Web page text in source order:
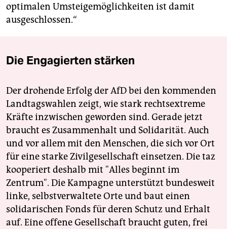
optimalen Umsteigemöglichkeiten ist damit
ausgeschlossen.“
Die Engagierten stärken
Der drohende Erfolg der AfD bei den kommenden
Landtagswahlen zeigt, wie stark rechtsextreme
Kräfte inzwischen geworden sind. Gerade jetzt
braucht es Zusammenhalt und Solidarität. Auch
und vor allem mit den Menschen, die sich vor Ort
für eine starke Zivilgesellschaft einsetzen. Die taz
kooperiert deshalb mit "Alles beginnt im
Zentrum". Die Kampagne unterstützt bundesweit
linke, selbstverwaltete Orte und baut einen
solidarischen Fonds für deren Schutz und Erhalt
auf. Eine offene Gesellschaft braucht guten, frei